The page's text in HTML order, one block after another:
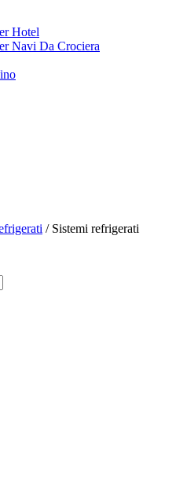
Hotel
Navi Da Crociera
/ Sistemi refrigerati